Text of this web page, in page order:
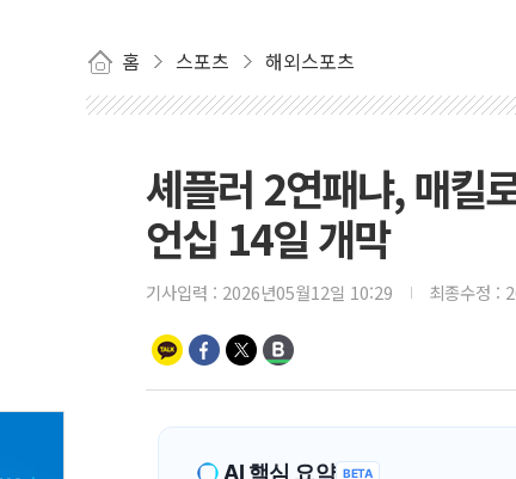
홈 스포츠 해외스포츠
셰플러 2연패냐, 매킬
언십 14일 개막
기사입력 : 2026년05월12일 10:29 최종수정 :
AI 핵심 요약 BETA